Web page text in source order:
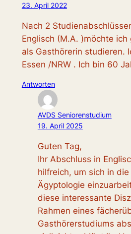
23. April 2022
Nach 2
Englisch (M.A. )möchte
als Gasthörerin studieren.
Essen /NRW . Ich bin 60
Antworten
AVDS Seniorenstudium
19. April 2025
Guten Tag,
Ihr Abschluss in
hilfreich, um sich in
Ägyptologie
diese interessante
Rahmen eines
Gasthörerstudiums